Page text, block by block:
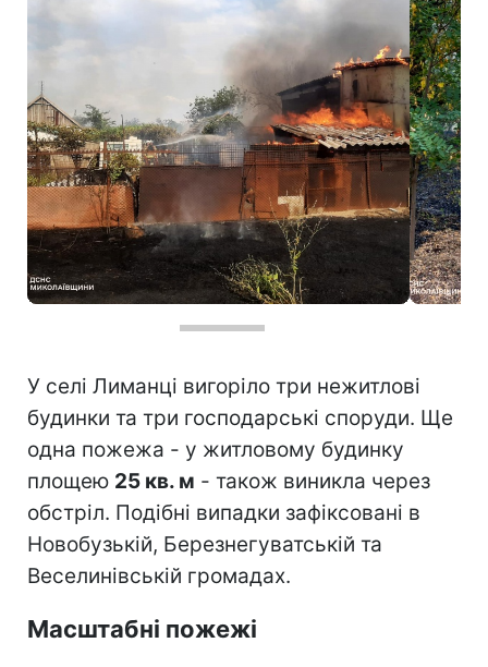
У селі Лиманці вигоріло три нежитлові
будинки та три господарські споруди. Ще
одна пожежа - у житловому будинку
площею 25 кв. м - також виникла через
обстріл. Подібні випадки зафіксовані в
Новобузькій, Березнегуватській та
Веселинівській громадах.
Масштабні пожежі